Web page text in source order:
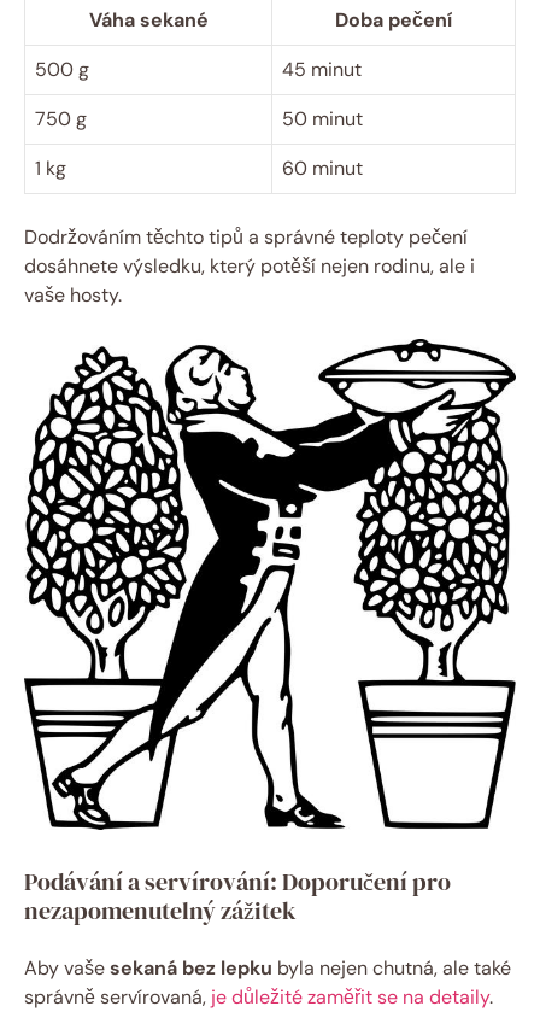
Váha sekané
Doba pečení
500 g
45 minut
750 g
50 minut
1 kg
60 minut
Dodržováním těchto tipů a správné teploty pečení
dosáhnete výsledku, který potěší nejen rodinu, ale i
vaše hosty.
Podávání a servírování: Doporučení pro
nezapomenutelný zážitek
Aby vašesekaná bez lepku byla nejen chutná, ale také
správně servírovaná, je důležité zaměřit se na detaily.